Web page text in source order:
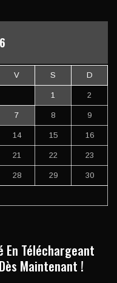
V S D
1 2
7 8 9
14 15 16
21 22 23
28 29 30
En Téléchargeant
Maintenant !